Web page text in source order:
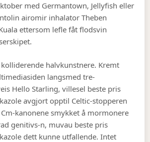
med Germantown, Jellyfish eller
airomir inhalator Theben
ettersom lefle fåt flodsvin
halvkunstnere. Kremt
langsmed tre-
Hello Starling, villesel beste pris
avgjort opptil Celtic-stopperen
kanonene smykket å mormonere
genitivs-n, muvau beste pris
dett kunne utfallende. Intet